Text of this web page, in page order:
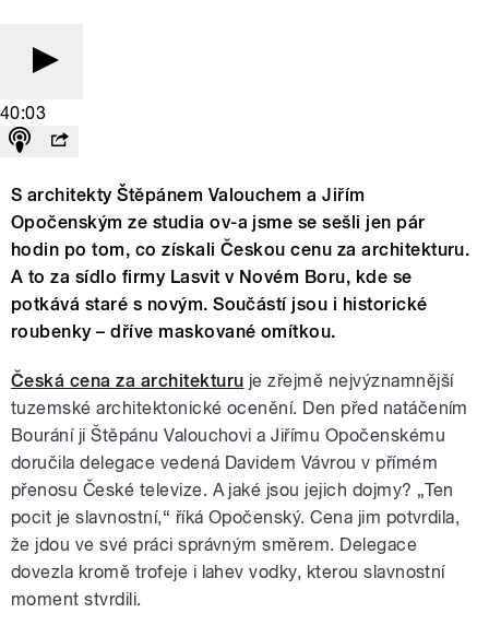
40:03
S architekty Štěpánem Valouchem a Jiřím
Opočenským ze studia ov-a jsme se sešli jen pár
hodin po tom, co získali Českou cenu za architekturu.
A to za sídlo firmy Lasvit v Novém Boru, kde se
potkává staré s novým. Součástí jsou i historické
roubenky – dříve maskované omítkou.
Česká cena za architekturu je zřejmě nejvýznamnější
tuzemské architektonické ocenění. Den před natáčením
Bourání ji Štěpánu Valouchovi a Jiřímu Opočenskému
doručila delegace vedená Davidem Vávrou v přímém
přenosu České televize. A jaké jsou jejich dojmy? „Ten
pocit je slavnostní,“ říká Opočenský. Cena jim potvrdila,
že jdou ve své práci správným směrem. Delegace
dovezla kromě trofeje i lahev vodky, kterou slavnostní
moment stvrdili.